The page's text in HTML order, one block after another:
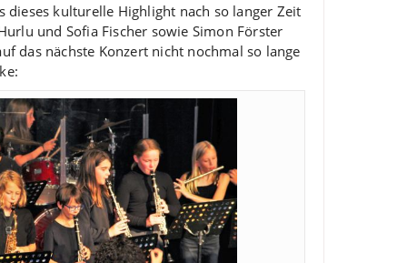
dieses kulturelle Highlight nach so langer Zeit
und Sofia Fischer sowie Simon Förster
das nächste Konzert nicht nochmal so lange